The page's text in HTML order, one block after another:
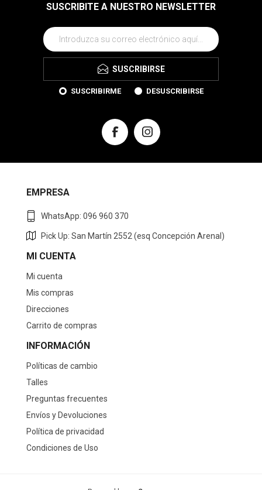
SUSCRIBITE A NUESTRO NEWSLETTER
SUSCRIBIRSE
SUSCRIBIRME DESUSCRIBIRSE
EMPRESA
WhatsApp: 096 960 370
Pick Up: San Martín 2552 (esq Concepción Arenal)
MI CUENTA
Mi cuenta
Mis compras
Direcciones
Carrito de compras
INFORMACIÓN
Políticas de cambio
Talles
Preguntas frecuentes
Envíos y Devoluciones
Política de privacidad
Condiciones de Uso